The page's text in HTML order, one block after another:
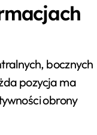
bocznych
pozycja ma
obrony